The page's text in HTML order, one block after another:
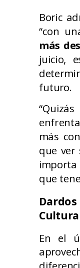
Boric
“con
más
juicio,
futuro.
más
que ver
que
Cultura
En el